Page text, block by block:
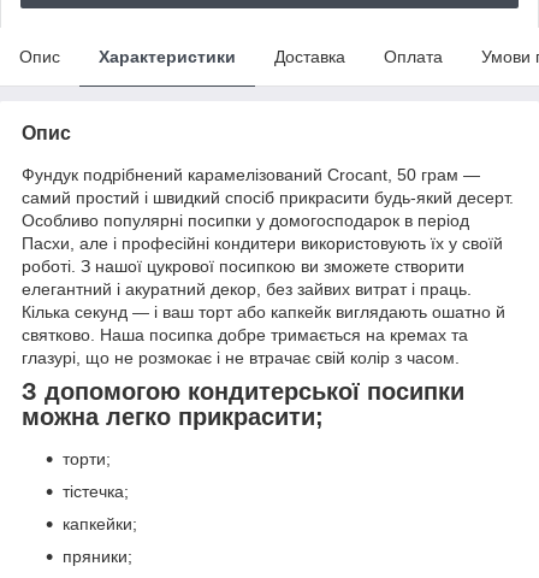
Опис Характеристики Доставка Оплата Умови
Опис
Фундук подрібнений карамелізований Crocant, 50 грам —
самий простий і швидкий спосіб прикрасити будь-який десерт.
Особливо популярні посипки у домогосподарок в період
Пасхи, але і професійні кондитери використовують їх у своїй
роботі. З нашої цукрової посипкою ви зможете створити
елегантний і акуратний декор, без зайвих витрат і праць.
Кілька секунд — і ваш торт або капкейк виглядають ошатно й
святково. Наша посипка добре тримається на кремах та
глазурі, що не розмокає і не втрачає свій колір з часом.
З допомогою кондитерської посипки
можна легко прикрасити;
торти;
тістечка;
капкейки;
пряники;